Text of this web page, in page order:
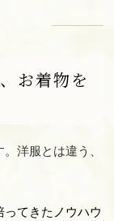
お着物を
洋服とは違う、
てきたノウハウ